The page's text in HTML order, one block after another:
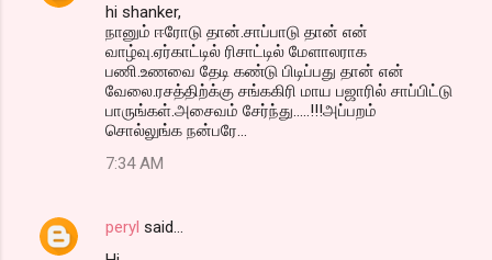
hi shanker,
நானும் ஈரோடு தான்.சாப்பாடு தான் என்
வாழ்வு.ஏர்காட்டில் ரிசாட்டில் மேளாலராக
பணி.உணவை தேடி கண்டு பிடிப்பது தான் என்
வேலை.ரசத்திற்க்கு சங்ககிரி மாய பஜாரில் சாப்பிட்டு
பாருங்கள்.அசைவம் சேர்ந்து.....!!!அப்பறம்
சொல்லுங்க நன்பரே...
7:34 AM
peryl said…